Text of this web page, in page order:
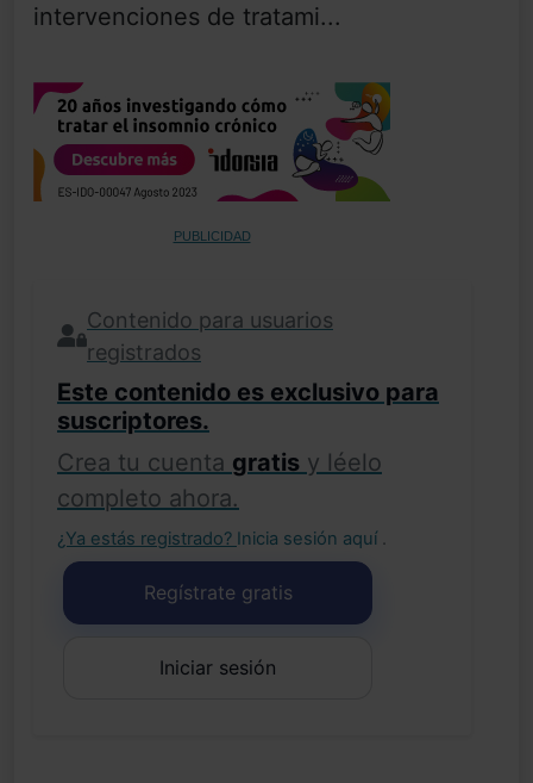
intervenciones de tratami...
PUBLICIDAD
Contenido para usuarios
registrados
Este contenido es exclusivo para
suscriptores.
Crea tu cuenta gratis y léelo
completo ahora.
¿Ya estás registrado? Inicia sesión aquí .
Regístrate gratis
Iniciar sesión